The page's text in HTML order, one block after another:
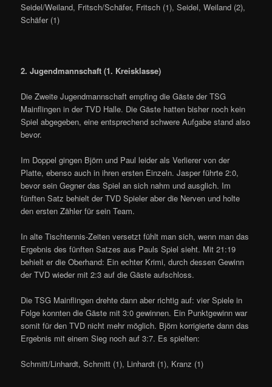
Seidel/Weiland, Fritsch/Schäfer, Fritsch (1), Seidel, Weiland (2),
Schäfer (1)
2. Jugendmannschaft (1. Kreisklasse)
Die Zweite Jugendmannschaft empfing die Gäste der TSG
Mainflingen in der TVD Halle. Die Gäste hatten bisher noch kein
Spiel abgegeben, eine entsprechend schwere Aufgabe stand also
bevor.
Im Doppel gingen Björn und Paul leider als Verlierer von der
Platte, ebenso auch in ihren ersten Einzeln. Jasper führte 2:0,
bevor sein Gegner das Spiel an sich nahm und ausglich. Im
fünften Satz behielt der TVD Spieler aber die Nerven und holte
den ersten Zähler für sein Team.
In alte Tischtennis-Zeiten versetzt fühlt man sich, wenn man das
Ergebnis des fünften Satzes aus Pauls Spiel sieht. Mit 21:19
behielt er die Oberhand: Ein echter Krimi, durch dessen Gewinn
der TVD wieder mit 2:3 auf die Gäste aufschloss.
Die TSG Mainflingen drehte dann aber richtig auf: vier Spiele in
Folge konnten die Gäste mit 3:0 gewinnen. Ein Punktgewinn war
somit für den TVD nicht mehr möglich. Björn korrigierte dann das
Ergebnis mit einem Sieg noch auf 3:7. Es spielten:
Schmitt/Linhardt, Schmitt (1), Linhardt (1), Kranz (1)